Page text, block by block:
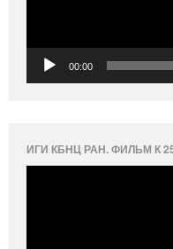
00:00
ИГИ КБНЦ РАН. ФИЛЬМ К